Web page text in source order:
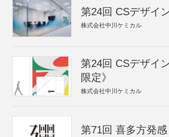
第24回 CSデザイ
株式会社中川ケミカル
第24回 CSデザイ
限定》
株式会社中川ケミカル
第71回 喜多方発